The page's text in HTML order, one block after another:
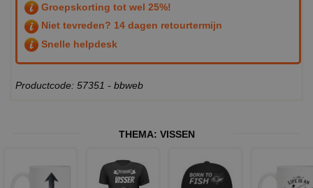
Groepskorting tot wel 25%!
Niet tevreden? 14 dagen retourtermijn
Snelle helpdesk
Productcode: 57351 - bbweb
THEMA: VISSEN